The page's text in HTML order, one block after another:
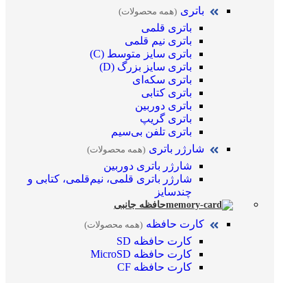
باتری (همه محصولات)
باتری قلمی
باتری نیم قلمی
باتری سایز متوسط (C)
باتری سایز بزرگ (D)
باتری سکه‌ای
باتری کتابی
باتری دوربین
باتری گریپ
باتری تلفن بی‌سیم
شارژر باتری (همه محصولات)
شارژر باتری دوربین
شارژر باتری قلمی، نیم‌قلمی، کتابی و
چندسایز
حافظه جانبی
کارت حافظه (همه محصولات)
کارت حافظه SD
کارت حافظه MicroSD
کارت حافظه CF